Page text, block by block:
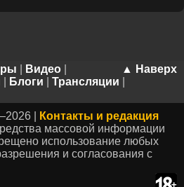
▲ Наверх
Видео
Блоги Трансляции
|
Контакты и редакция
массовой информации
использование любых
и согласования с